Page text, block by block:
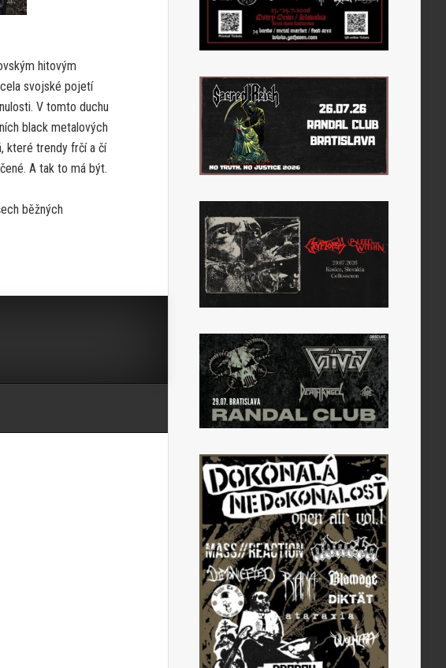
hitovým
svojské pojetí
V tomto duchu
black metalových
které trendy frčí a čí
A tak to má být.
běžných